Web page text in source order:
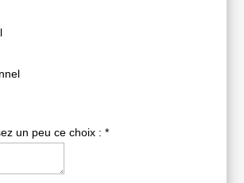
un peu ce choix : *